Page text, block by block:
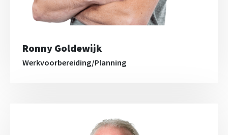
Ronny Goldewijk
Werkvoorbereiding/Planning